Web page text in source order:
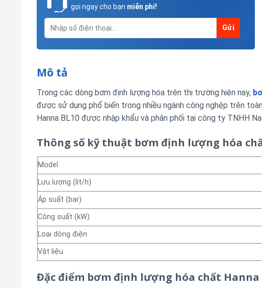
gọi ngay cho bạn miễn phí!
Mô tả
Trong các dòng bơm định lượng hóa trên thị trường hiện nay,
được sử dụng phổ biến trong nhiều ngành công nghệp trên
Hanna BL10 được nhập khẩu và phân phối tại công ty TNHH
Thông số kỹ thuật bơm định lượng hóa
Model
Lưu lượng (lít/h)
Áp suất (bar)
Công suất (kW)
Loại dòng điện
Vật liệu
Đặc điểm bơm định lượng hóa chất Hanna